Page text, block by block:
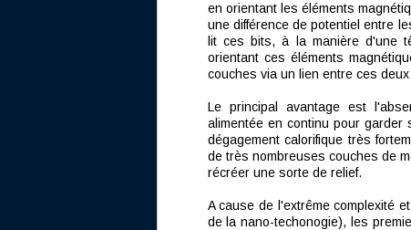
en orientant les éléments
une différence de potentiel entre
lit ces bits, à la manière d'une
orientant ces éléments
couches via un lien entre ces
Le principal avantage est
alimentée en continu pour garder
dégagement calorifique très
de très nombreuses couches de
récréer une sorte de relief.
A cause de l'extrême complexité
de la nano-techonogie), les